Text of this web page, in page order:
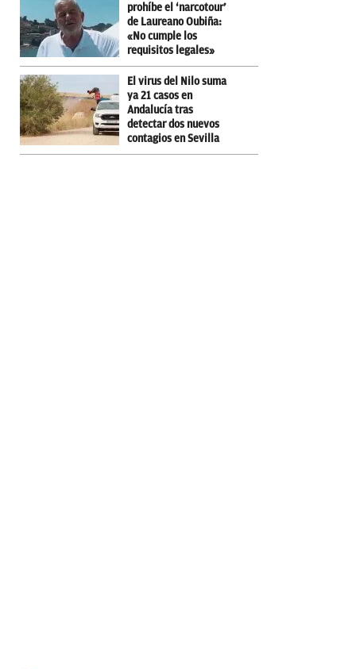
prohíbe el ‘narcotour’
de Laureano Oubiña:
«No cumple los
requisitos legales»
El virus del Nilo suma
ya 21 casos en
Andalucía tras
detectar dos nuevos
contagios en Sevilla